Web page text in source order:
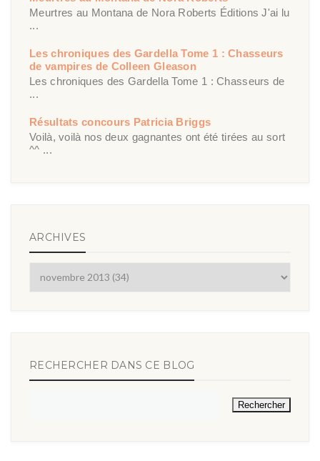
Meurtres au Montana de Nora Roberts Éditions J'ai lu
...
Les chroniques des Gardella Tome 1 : Chasseurs
de vampires de Colleen Gleason
Les chroniques des Gardella Tome 1 : Chasseurs de
...
Résultats concours Patricia Briggs
Voilà, voilà nos deux gagnantes ont été tirées au sort
^^ ...
ARCHIVES
RECHERCHER DANS CE BLOG